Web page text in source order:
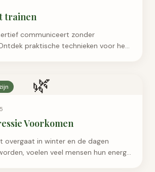
trainen
communiceert zonder
praktische technieken voor het
🌿
Voorkomen
overgaat in winter en de dagen
voelen veel mensen hun energie